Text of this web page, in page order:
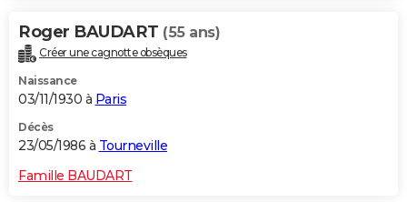
Roger BAUDART (55 ans)
Créer une cagnotte obsèques
Naissance
03/11/1930 à Paris
Décès
23/05/1986 à Tourneville
Famille BAUDART